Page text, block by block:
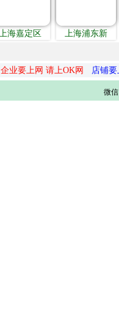
上海嘉定区 上海浦东新
企业要上网 请上OK网 店铺
微信